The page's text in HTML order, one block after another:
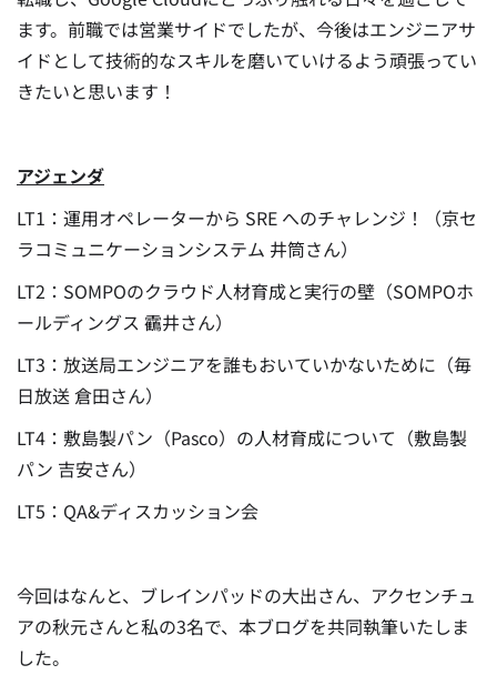
ます。 前職では営業サイドでしたが、今後はエンジニアサ
イドとして技術的なスキルを磨いていけるよう頑張ってい
きたいと思います！
アジェンダ
LT1：運用オペレーターから SRE へのチャレンジ！（京セ
ラコミュニケーションシステム 井筒さん）
LT2：SOMPOのクラウド人材育成と実行の壁（SOMPOホ
ールディングス 靍井さん）
LT3：放送局エンジニアを誰もおいていかないために（毎
日放送 倉田さん）
LT4：敷島製パン（Pasco）の人材育成について（敷島製
パン 吉安さん）
LT5：QA&ディスカッション会
今回はなんと、ブレインパッドの大出さん、アクセンチュ
アの秋元さんと私の3名で、本ブログを共同執筆いたしま
した。